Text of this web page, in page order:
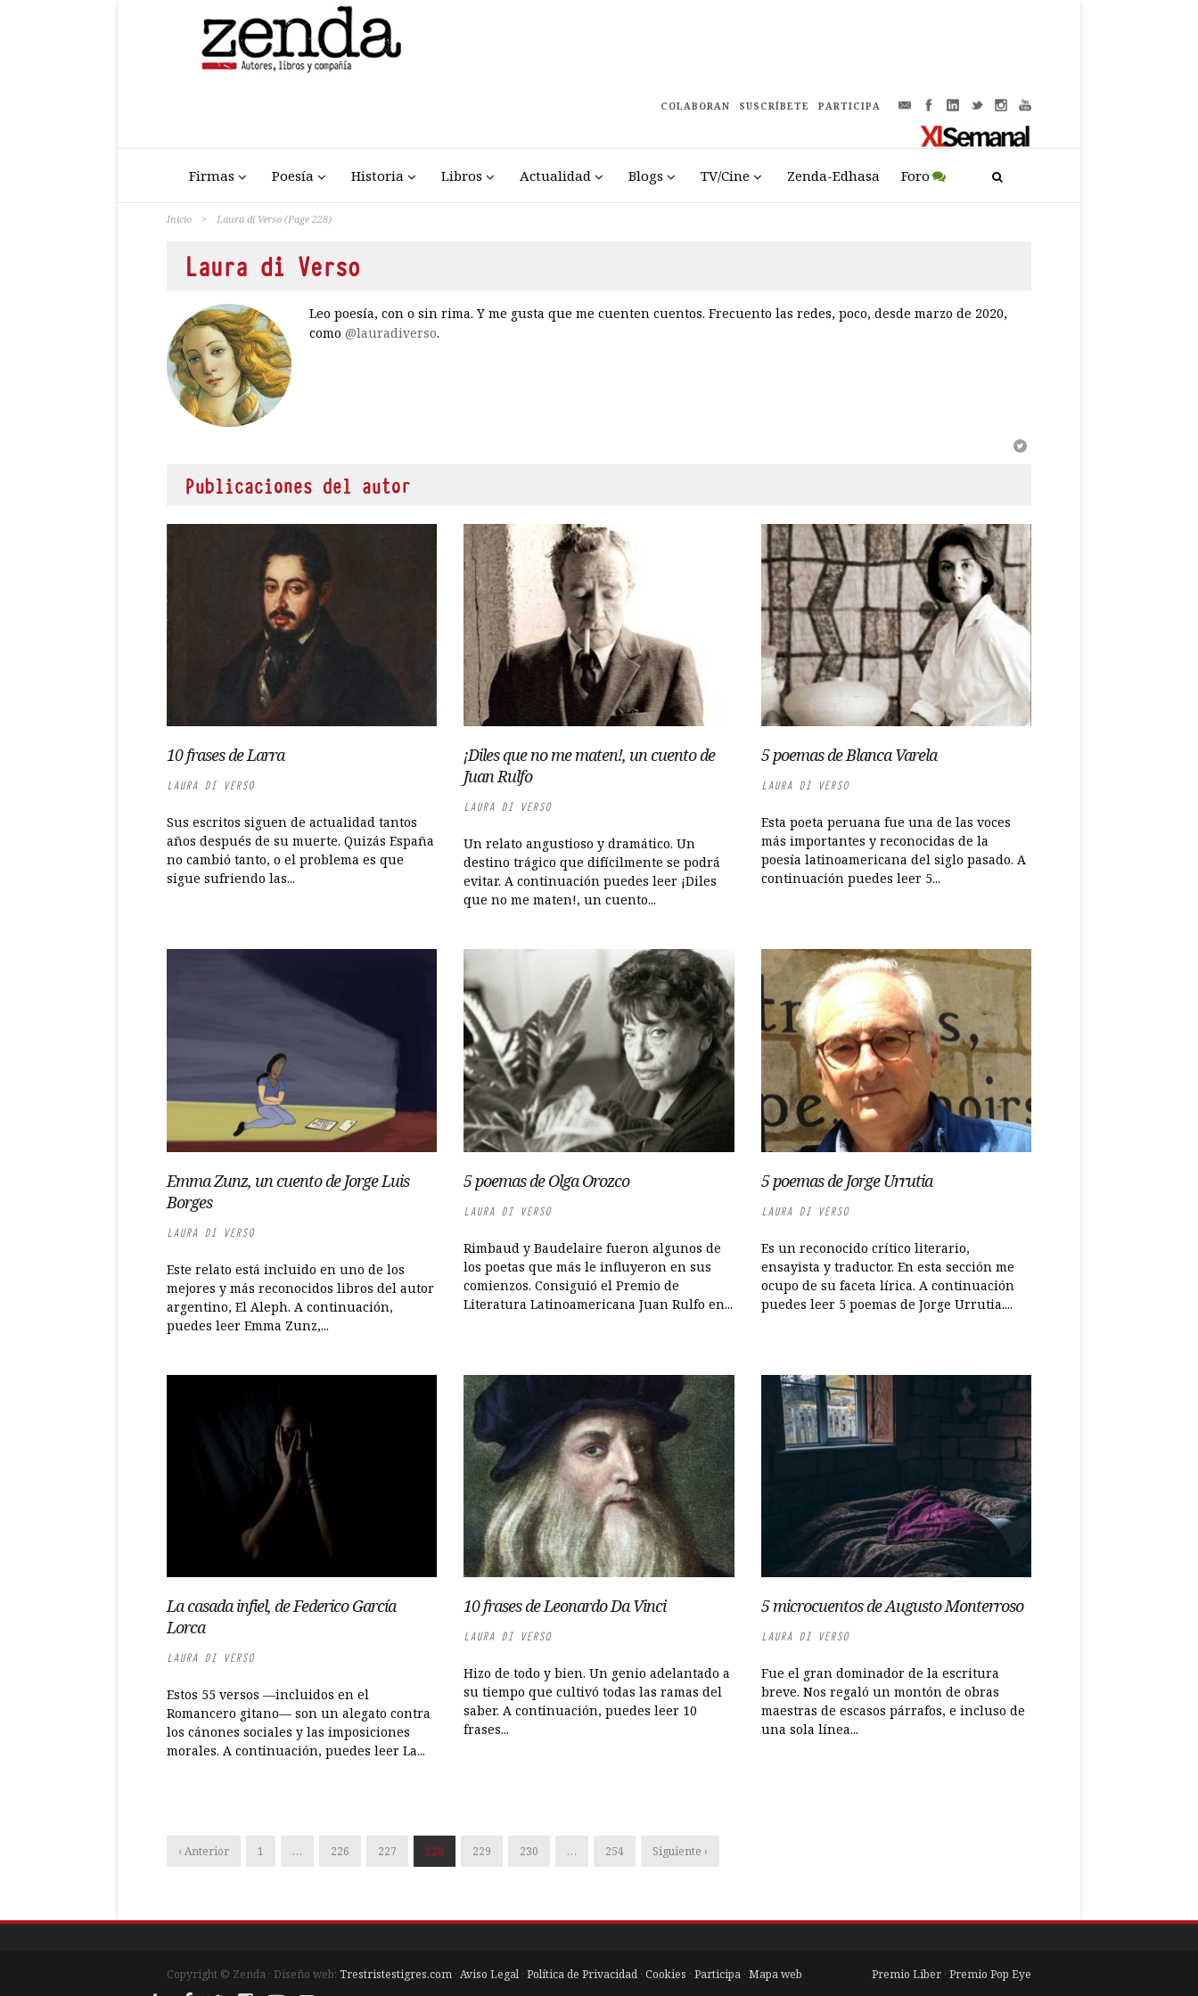
COLABORAN SUSCRÍBETE PARTICIPA
Firmas Poesía Historia Libros Actualidad Blogs TV/Cine Zenda-Edhasa Foro
Inicio > Laura di Verso (Page 228)
Laura di Verso
Leo poesía, con o sin rima. Y me gusta que me cuenten cuentos. Frecuento las redes, poco, desde marzo de 2020,
como @lauradiverso.
Publicaciones del autor
10 frases de Larra
LAURA DI VERSO
Sus escritos siguen de actualidad tantos
años después de su muerte. Quizás España
no cambió tanto, o el problema es que
sigue sufriendo las...
¡Diles que no me maten!, un cuento de
Juan Rulfo
LAURA DI VERSO
Un relato angustioso y dramático. Un
destino trágico que difícilmente se podrá
evitar. A continuación puedes leer ¡Diles
que no me maten!, un cuento...
5 poemas de Blanca Varela
LAURA DI VERSO
Esta poeta peruana fue una de las voces
más importantes y reconocidas de la
poesía latinoamericana del siglo pasado. A
continuación puedes leer 5...
Emma Zunz, un cuento de Jorge Luis
Borges
LAURA DI VERSO
Este relato está incluido en uno de los
mejores y más reconocidos libros del autor
argentino, El Aleph. A continuación,
puedes leer Emma Zunz,...
5 poemas de Olga Orozco
LAURA DI VERSO
Rimbaud y Baudelaire fueron algunos de
los poetas que más le influyeron en sus
comienzos. Consiguió el Premio de
Literatura Latinoamericana Juan Rulfo en...
5 poemas de Jorge Urrutia
LAURA DI VERSO
Es un reconocido crítico literario,
ensayista y traductor. En esta sección me
ocupo de su faceta lírica. A continuación
puedes leer 5 poemas de Jorge Urrutia....
La casada infiel, de Federico García
Lorca
LAURA DI VERSO
Estos 55 versos —incluidos en el
Romancero gitano— son un alegato contra
los cánones sociales y las imposiciones
morales. A continuación, puedes leer La...
10 frases de Leonardo Da Vinci
LAURA DI VERSO
Hizo de todo y bien. Un genio adelantado a
su tiempo que cultivó todas las ramas del
saber. A continuación, puedes leer 10
frases...
5 microcuentos de Augusto Monterroso
LAURA DI VERSO
Fue el gran dominador de la escritura
breve. Nos regaló un montón de obras
maestras de escasos párrafos, e incluso de
una sola línea...
‹ Anterior 1 … 226 227 228 229 230 … 254 Siguiente ›
Copyright © Zenda · Diseño web: Trestristestigres.com · Aviso Legal · Política de Privacidad · Cookies · Participa · Mapa web Premio Liber · Premio Pop Eye